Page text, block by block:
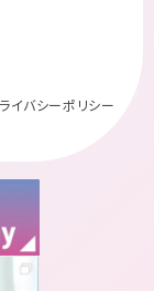
イバシーポリシー